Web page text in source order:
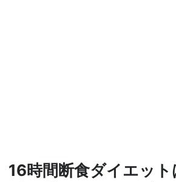
16時間断食ダイエッ